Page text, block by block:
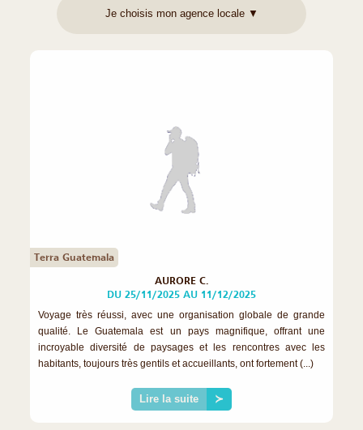
Terra Guatemala
AURORE C.
DU 25/11/2025 AU 11/12/2025
Voyage très réussi, avec une organisation globale de grande
qualité. Le Guatemala est un pays magnifique, offrant une
incroyable diversité de paysages et les rencontres avec les
habitants, toujours très gentils et accueillants, ont fortement (...)
Lire la suite ≻